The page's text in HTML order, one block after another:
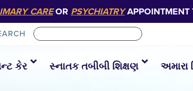
CAREOR PSYCHIATRYAPPOINTMENT
કેર સ્નાતક તબીબી શિક્ષણ અમારા